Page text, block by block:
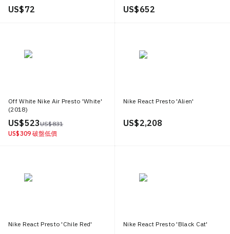
US$ 72 US$ 652
Off White Nike Air Presto 'White'
(2018)
US$ 523US$ 831
US$ 309 破盤低價
Nike React Presto 'Alien'
US$ 2,208
Nike React Presto 'Chile Red' Nike React Presto 'Black Cat'